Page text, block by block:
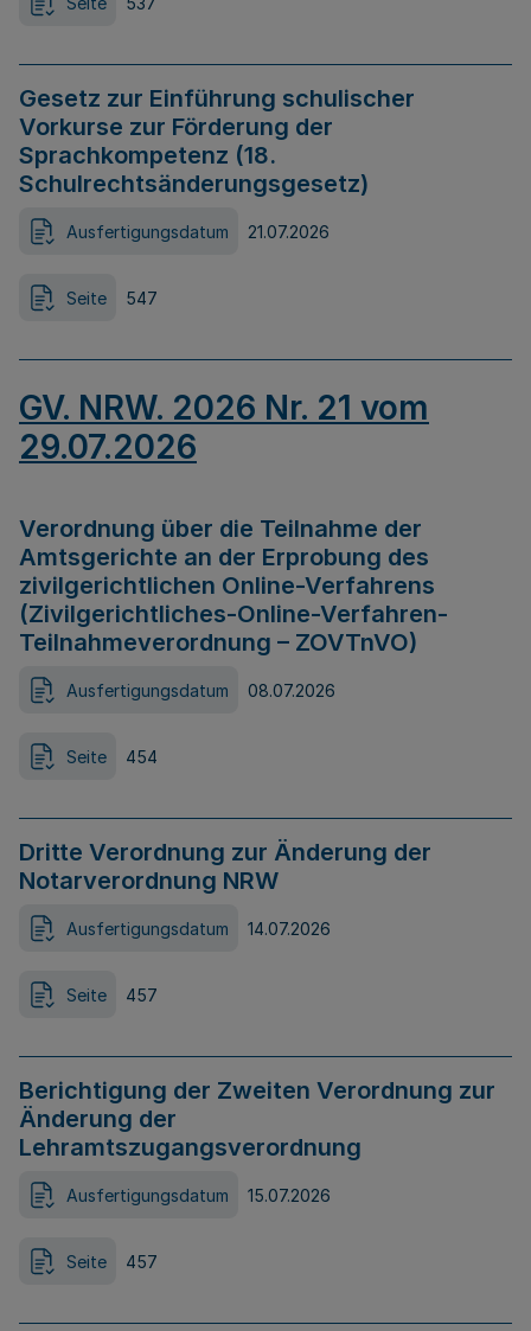
Gesetz zur Einführung schulischer
Vorkurse zur Förderung der
Sprachkompetenz (18.
Schulrechtsänderungsgesetz)
Ausfertigungsdatum 21.07.2026
Seite 547
GV. NRW. 2026 Nr. 21 vom
29.07.2026
Verordnung über die Teilnahme der
Amtsgerichte an der Erprobung des
zivilgerichtlichen Online-Verfahrens
(Zivilgerichtliches-Online-Verfahren-
Teilnahmeverordnung – ZOVTnVO)
Ausfertigungsdatum 08.07.2026
Seite 454
Dritte Verordnung zur Änderung der
Notarverordnung NRW
Ausfertigungsdatum 14.07.2026
Seite 457
Berichtigung der Zweiten Verordnung zur
Änderung der
Lehramtszugangsverordnung
Ausfertigungsdatum 15.07.2026
Seite 457